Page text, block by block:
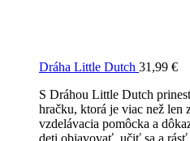
Dráha Little Dutch 31,99 €
S Dráhou Little Dutch
hračku, ktorá je viac než len
vzdelávacia pomôcka a